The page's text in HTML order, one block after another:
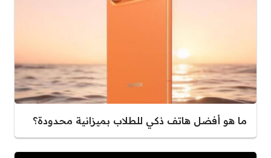
ما هو أفضل هاتف ذكي للطلاب بميزانية محدودة؟